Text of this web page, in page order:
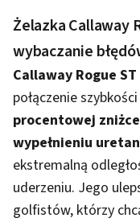
Żelazka Callaway
wybaczanie
Callaway Rogue
połączenie
procentowej zniżce
wypełnieniu
ekstremalną
uderzeniu. Jego
golfistów, którzy